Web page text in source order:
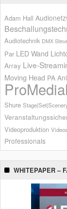
Adam Hall
Audiotechnik DMX
Par LED Wand
Array Live-
Moving Head PA
Shure
Videoproduktion
Professionals
WHITEPAPER –